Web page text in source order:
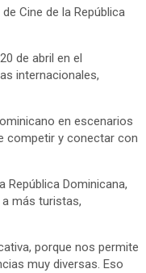
Cine de la República
de abril en el
internacionales,
en escenarios
competir y conectar con
República Dominicana,
más turistas,
porque nos permite
muy diversas. Eso